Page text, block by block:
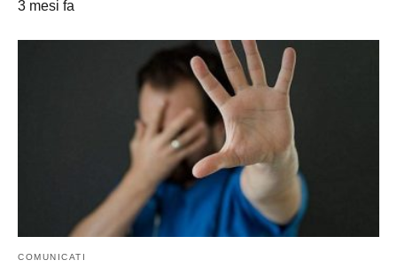
3 mesi fa
COMUNICATI